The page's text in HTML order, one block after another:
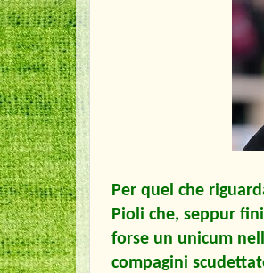
Per quel che
Pioli che, seppur
forse un unicum
compagini